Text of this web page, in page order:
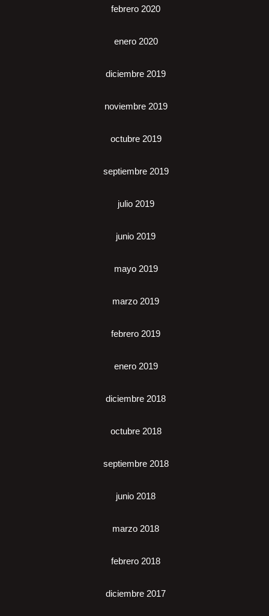
febrero 2020
enero 2020
diciembre 2019
noviembre 2019
octubre 2019
septiembre 2019
julio 2019
junio 2019
mayo 2019
marzo 2019
febrero 2019
enero 2019
diciembre 2018
octubre 2018
septiembre 2018
junio 2018
marzo 2018
febrero 2018
diciembre 2017